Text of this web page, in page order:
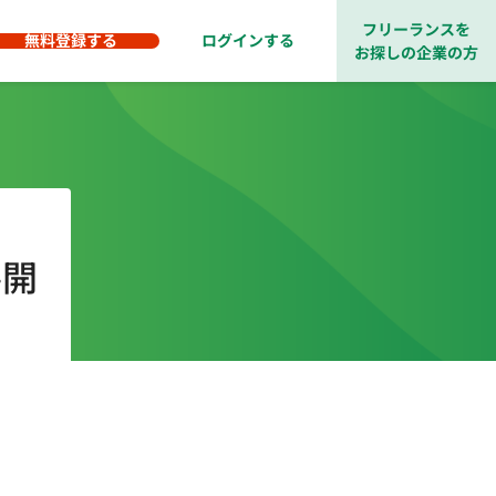
無料登録する ログインする
フリーランスを
お探しの企業の方